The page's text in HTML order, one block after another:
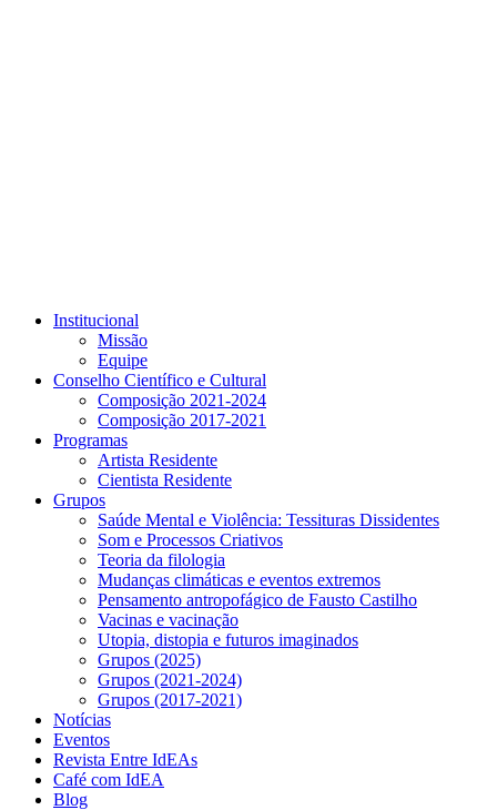
Institucional
Missão
Equipe
Conselho Científico e Cultural
Composição 2021-2024
Composição 2017-2021
Programas
Artista Residente
Cientista Residente
Grupos
Saúde Mental e Violência: Tessituras Dissidentes
Som e Processos Criativos
Teoria da filologia
Mudanças climáticas e eventos extremos
Pensamento antropofágico de Fausto Castilho
Vacinas e vacinação
Utopia, distopia e futuros imaginados
Grupos (2025)
Grupos (2021-2024)
Grupos (2017-2021)
Notícias
Eventos
Revista Entre IdEAs
Café com IdEA
Blog